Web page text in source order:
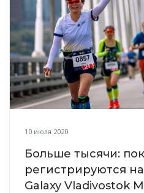
10 июля 2020
Больше тысячи:
регистрируются
Galaxy Vladivostok